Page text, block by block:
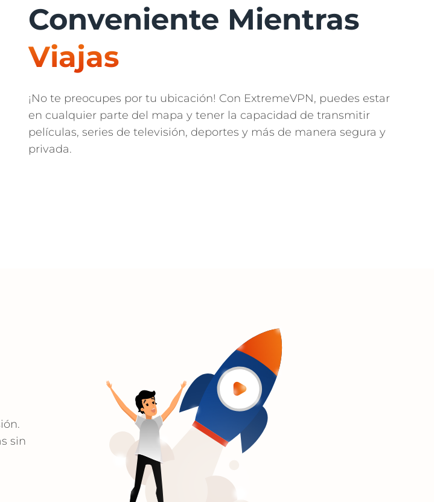
Conveniente Mientras
Viajas
¡No te preocupes por tu ubicación! Con ExtremeVPN, puedes estar
en cualquier parte del mapa y tener la capacidad de transmitir
películas, series de televisión, deportes y más de manera segura y
privada.
sin